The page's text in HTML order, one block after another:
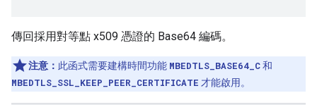
傳回採用對等點 x509 憑證的 Base64 編碼。
注意： 此函式需要建構時間功能 MBEDTLS_BASE64_C和
MBEDTLS_SSL_KEEP_PEER_CERTIFICATE 才能啟用。